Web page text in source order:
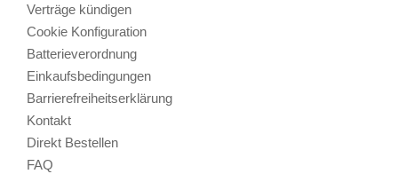
Verträge kündigen
Cookie Konfiguration
Batterieverordnung
Einkaufsbedingungen
Barrierefreiheitserklärung
Kontakt
Direkt Bestellen
FAQ